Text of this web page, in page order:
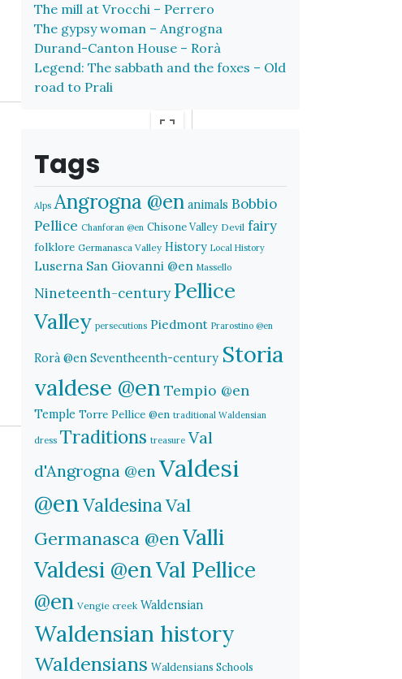
The mill at Vrocchi – Perrero
The gypsy woman – Angrogna
Durand-Canton House – Rorà
Legend: The sabbath and the foxes – Old
road to Prali
Tags
Alps Angrogna @en animals Bobbio
Pellice Chanforan @en Chisone Valley Devil fairy
folklore Germanasca Valley History Local History
Luserna San Giovanni @en Massello
Nineteenth-century Pellice
Valley persecutions Piedmont Prarostino @en
Rorà @en Seventheenth-century Storia
valdese @en Tempio @en
Temple Torre Pellice @en traditional Waldensian
dress Traditions treasure Val
d'Angrogna @enValdesi
@enValdesinaVal
Germanasca @enValli
Valdesi @enVal Pellice
@en Vengie creek Waldensian
Waldensian history
Waldensians Waldensians Schools